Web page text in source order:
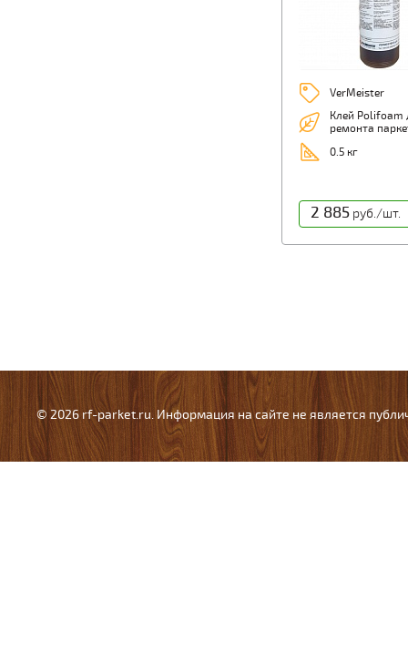
VerMeister
Клей Polifoam
ремонта
0.5 кг
2 885руб./шт.
© 2026 rf-parket.ru. Информация на сайте не является